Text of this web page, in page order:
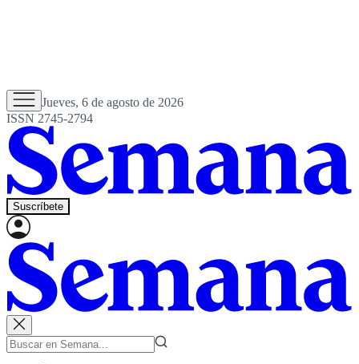
Jueves, 6 de agosto de 2026
ISSN 2745-2794
Suscríbete